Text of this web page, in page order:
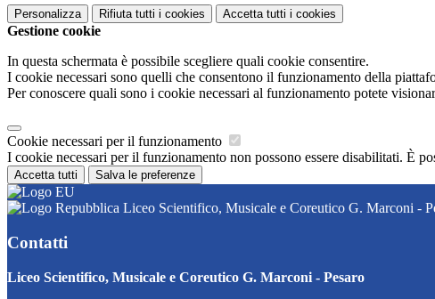
Personalizza Rifiuta tutti i cookies Accetta tutti i cookies
Gestione cookie
In questa schermata è possibile scegliere quali cookie consentire.
I cookie necessari sono quelli che consentono il funzionamento della
Per conoscere quali sono i cookie necessari al funzionamento potete
Cookie necessari per il funzionamento
I cookie necessari per il funzionamento non possono essere disabilitati. È
Accetta tutti Salva le preferenze
Liceo Scientifico, Musicale e Coreutico G. Marconi -
Contatti
Liceo Scientifico, Musicale e Coreutico G. Marconi - Pesaro